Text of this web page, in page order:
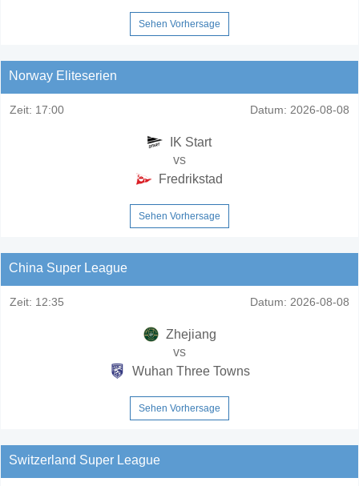
Sehen Vorhersage
Norway Eliteserien
Zeit: 17:00 Datum: 2026-08-08
IK Start
vs
Fredrikstad
Sehen Vorhersage
China Super League
Zeit: 12:35 Datum: 2026-08-08
Zhejiang
vs
Wuhan Three Towns
Sehen Vorhersage
Switzerland Super League